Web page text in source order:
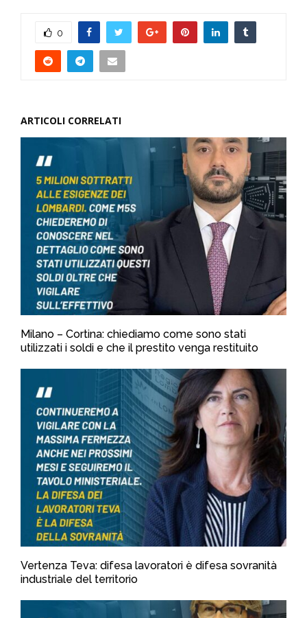
0
ARTICOLI CORRELATI
Milano – Cortina: chiediamo come sono stati
utilizzati i soldi e che il prestito venga restituito
Vertenza Teva: difesa lavoratori è difesa sovranità
industriale del territorio